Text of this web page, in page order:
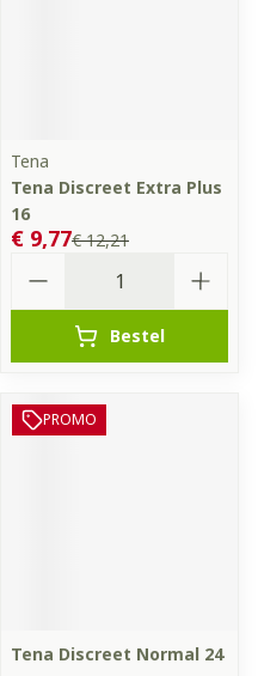
Tena
Tena Discreet Extra Plus
16
€ 12,21
€ 9,77
Bestel
PROMO
Tena Discreet Normal 24